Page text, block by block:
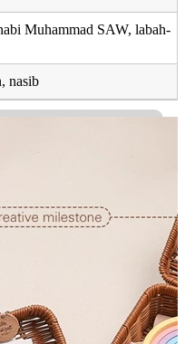
Muhammad SAW, labah-
nasib